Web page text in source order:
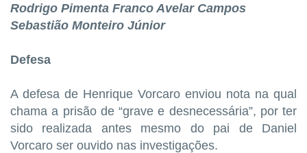
Rodrigo Pimenta Franco Avelar Campos
Sebastião Monteiro Júnior
Defesa
A defesa de Henrique Vorcaro enviou nota na qual
chama a prisão de “grave e desnecessária”, por ter
sido realizada antes mesmo do pai de Daniel
Vorcaro ser ouvido nas investigações.